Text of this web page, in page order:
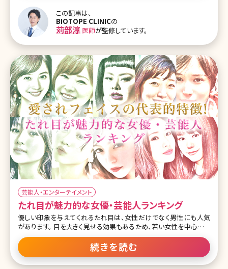
裏の粘膜側から切開する方法など様々です。どのような目が似合う
のか医師とよくシミュレーションして決めましょう。また、目尻切開も
人気の高い手術です。目の周りの骨格などを加味して幅を決めてい
きます。大きく目の横幅を変えたい場合は目尻靭帯移動術を一緒に
やると良い効果がでます。いずれにせよ、よく医師と相談し、最適な方
この記事は、
BIOTOPE CLINICの
苅部淳 医師が監修しています。
芸能人・エンターテイメント
たれ目が魅力的な女優・芸能人ランキング
優しい印象を与えてくれるたれ目は、女性だけでなく男性にも人気
があります。 目を大きく見せる効果もあるため、若い女性を中心にた
れ目メイクが流行中。 今回は「たれ目が魅力的な女優・芸能人」ラン
キングトップ10です! たれ目メイクの参考にしてみて下さいね。 1位綾
瀬はるか この投稿をInstagramで見る SK-II's Official
Instagram(@skii)がシェアした投稿 「なりたい顔ランキング」で毎回
続きを読む